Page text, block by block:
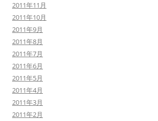
2011年11月
2011年10月
2011年9月
2011年8月
2011年7月
2011年6月
2011年5月
2011年4月
2011年3月
2011年2月